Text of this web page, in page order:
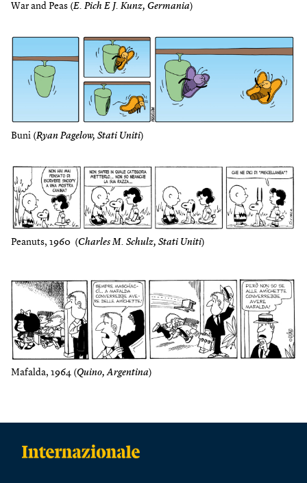
War and Peas (E. Pich E J. Kunz, Germania)
Buni (Ryan Pagelow, Stati Uniti)
Peanuts, 1960 (Charles M. Schulz, Stati Uniti)
Mafalda, 1964 (Quino, Argentina)